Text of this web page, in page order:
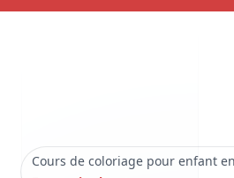
Cours de coloriage pour enfant